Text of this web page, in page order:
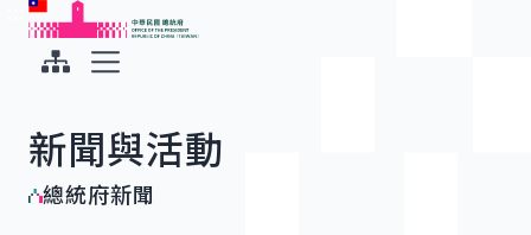
跳到主要內容
中華民國總統府
新聞與活動
總統府新聞